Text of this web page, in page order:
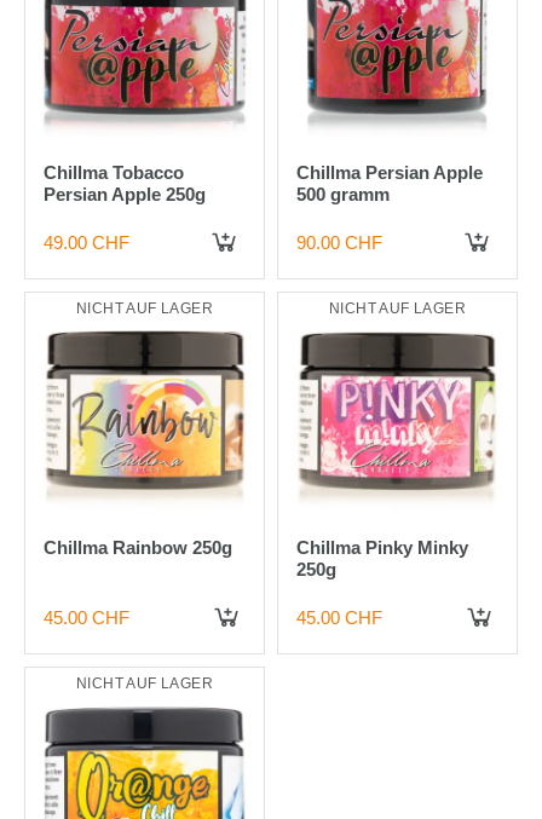
Chillma Tobacco
Persian Apple 250g
49.00 CHF
Chillma Persian Apple
500 gramm
90.00 CHF
NICHT AUF LAGER
Chillma Rainbow 250g
45.00 CHF
NICHT AUF LAGER
Chillma Pinky Minky
250g
45.00 CHF
NICHT AUF LAGER